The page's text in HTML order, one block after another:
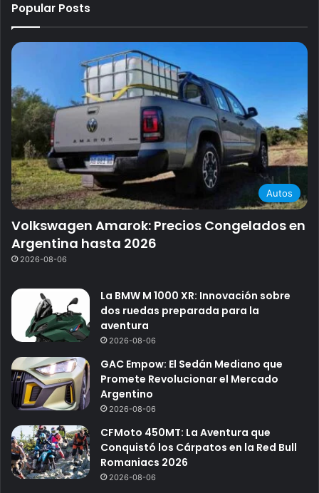
Popular Posts
Autos
Volkswagen Amarok: Precios Congelados en
Argentina hasta 2026
2026-08-06
La BMW M 1000 XR: Innovación sobre
dos ruedas preparada para la
aventura
2026-08-06
GAC Empow: El Sedán Mediano que
Promete Revolucionar el Mercado
Argentino
2026-08-06
CFMoto 450MT: La Aventura que
Conquistó los Cárpatos en la Red Bull
Romaniacs 2026
2026-08-06